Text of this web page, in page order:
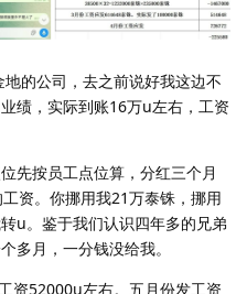
的公司，去之前说好我这边不
绩，实际到账16万u左右，工资
先按员工点位算，分红三个月
资。你挪用我21万泰铢，挪用
u。鉴于我们认识四年多的兄弟
多月，一分钱没给我。
资52000u左右。五月份发工资